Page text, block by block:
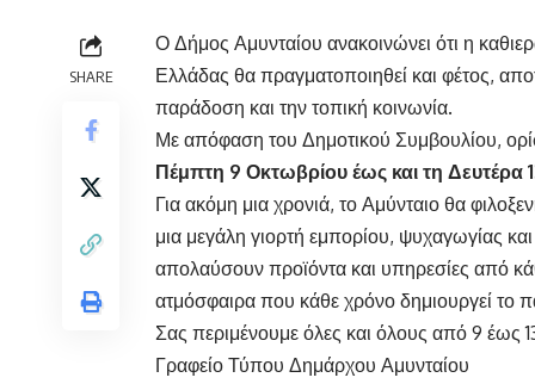
SHARE
Ο Δήμος Αμυνταίου ανακοινώνει ότι η
Ελλάδας θα πραγματοποιηθεί και φέτος,
παράδοση και την τοπική κοινωνία.
Με απόφαση του Δημοτικού Συμβουλίου,
Πέμπτη 9 Οκτωβρίου έως και τη Δευτέρα
Για ακόμη μια χρονιά, το Αμύνταιο θα
μια μεγάλη γιορτή εμπορίου, ψυχαγωγίας
απολαύσουν προϊόντα και υπηρεσίες από
ατμόσφαιρα που κάθε χρόνο δημιουργεί το
Σας περιμένουμε όλες και όλους από 9 έως
Γραφείο Τύπου Δημάρχου Αμυνταίου